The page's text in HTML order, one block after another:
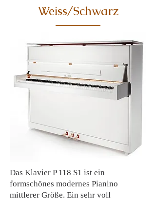
Weiss/Schwarz
Das Klavier P 118 S1 ist ein
formschönes modernes Pianino
mittlerer Größe. Ein sehr voll